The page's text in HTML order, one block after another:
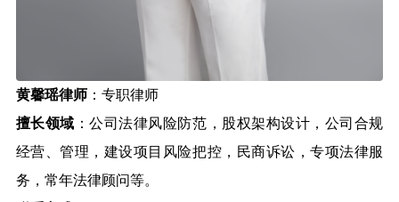
黄馨瑶律师：专职律师
擅长领域 ：公司法律风险防范，股权架构设计，公司合规
经营、管理，建设项目风险把控，民商诉讼，专项法律服
务，常年法律顾问等。